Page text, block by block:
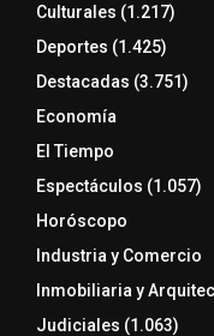
Culturales (1.217)
Deportes (1.425)
Destacadas (3.751)
Economía
El Tiempo
Espectáculos (1.057)
Horóscopo
Industria y Comercio
Inmobiliaria y
Judiciales (1.063)